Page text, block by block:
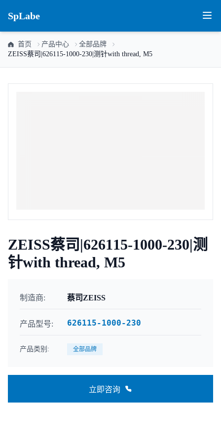
SpLabe
首页 产品中心
全部品牌
ZEISS蔡司|626115-1000-230|测针with thread, M5
ZEISS蔡司|626115-1000-230|测
针with thread, M5
制造商: 蔡司ZEISS
产品型号: 626115-1000-230
产品类别: 全部品牌
立即咨询